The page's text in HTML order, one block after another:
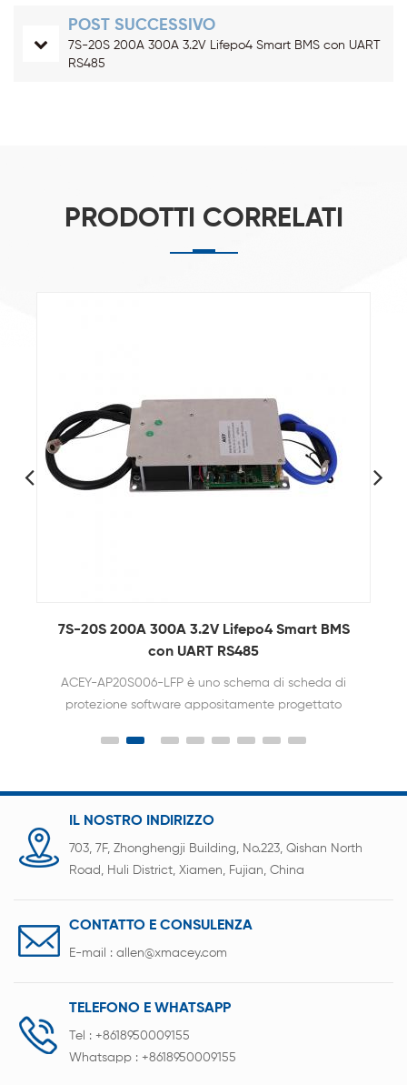
POST SUCCESSIVO
7S-20S 200A 300A 3.2V Lifepo4 Smart BMS con UART
RS485
PRODOTTI CORRELATI
6S-21S 3.2V 100A 200A Software Lifepo4
Smart BMS con UART
ACEY-AP21S001 è appositamente progettato per 6
~ 21 stringhe di pacchi batteria al litio.
IL NOSTRO INDIRIZZO
703, 7F, Zhonghengji Building, No.223, Qishan North
Road, Huli District, Xiamen, Fujian, China
CONTATTO E CONSULENZA
E-mail : allen@xmacey.com
TELEFONO E WHATSAPP
Tel : +8618950009155
Whatsapp : +8618950009155